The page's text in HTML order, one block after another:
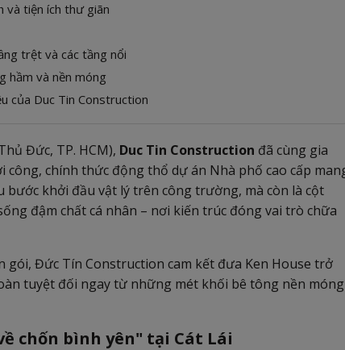
và tiện ích thư giãn
trệt và các tầng nổi
hầm và nền móng
của Duc Tin Construction
Đức, TP. HCM), Duc Tin Construction đã cùng gia
chính thức động thổ dự án Nhà phố cao cấp
bước khởi đầu vật lý trên công trường, mà còn là cột
đậm chất cá nhân – nơi kiến trúc đóng vai trò chữa
Đức Tín Construction cam kết đưa Ken House trở
tuyệt đối ngay từ những mét khối bê tông nền móng
chốn bình yên" tại Cát Lái